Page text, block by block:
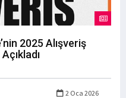
2025 Alışveriş
2 Oca 2026